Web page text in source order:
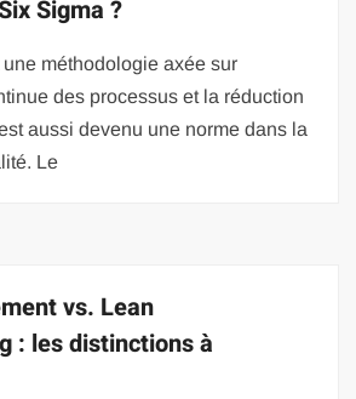
Sigma ?
méthodologie axée sur
des processus et la réduction
aussi devenu une norme dans la
Le
vs. Lean
: les distinctions à